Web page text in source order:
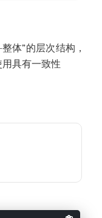
体”的层次结构，
具有一致性